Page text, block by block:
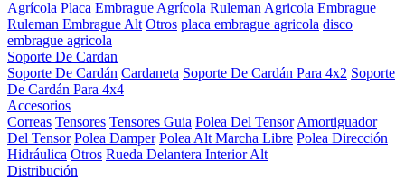
Agrícola Placa Embrague Agrícola Ruleman Agricola Embrague
Ruleman Embrague Alt Otros placa embrague agricola disco
embrague agricola
Soporte De Cardan
Soporte De Cardán Cardaneta Soporte De Cardán Para 4x2 Soporte
De Cardán Para 4x4
Accesorios
Correas Tensores Tensores Guia Polea Del Tensor Amortiguador
Del Tensor Polea Damper Polea Alt Marcha Libre Polea Dirección
Hidráulica Otros Rueda Delantera Interior Alt
Distribución